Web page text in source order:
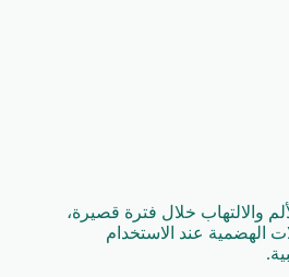
والالتهاب خلال فترة قصيرة،
الهضمية عند الاستخدام